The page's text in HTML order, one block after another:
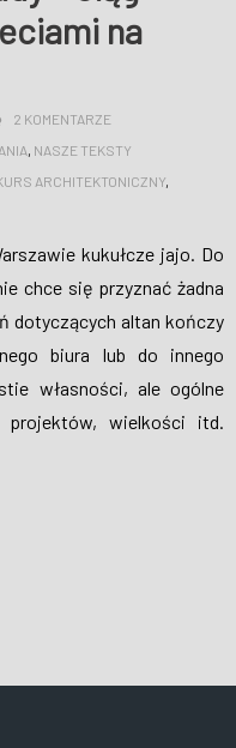
na
2 KOMENTARZE
, NASZE TEKSTY
ARCHITEKTONICZNY,
kukułcze jajo. Do
chce się przyznać żadna
dotyczących altan kończy
biura lub do innego
własności, ale ogólne
wielkości itd.